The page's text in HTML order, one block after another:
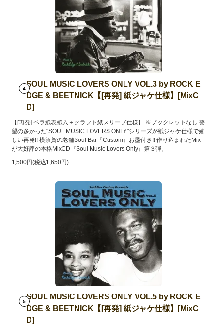
4
SOUL MUSIC LOVERS ONLY VOL.3 by ROCK E
DGE & BEETNICK【[再発] 紙ジャケ仕様】[MixC
D]
【[再発] ペラ紙表紙入＋クラフト紙スリーブ仕様】 ※ブックレットなし 要
望の多かった"SOUL MUSIC LOVERS ONLY"シリーズが紙ジャケ仕様で嬉
しい再発!! 横須賀の老舗Soul Bar『Custom』お墨付き!! 作り込まれたMix
が大好評の本格MixCD『Soul Music Lovers Only』第３弾。
1,500円(税込1,650円)
5
SOUL MUSIC LOVERS ONLY VOL.5 by ROCK E
DGE & BEETNICK【[再発] 紙ジャケ仕様】[MixC
D]